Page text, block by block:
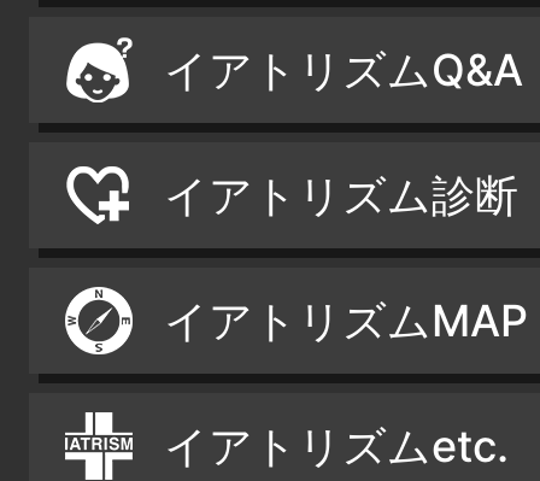
イアトリズムQ&A
イアトリズム診断
イアトリズムMAP
イアトリズムetc.